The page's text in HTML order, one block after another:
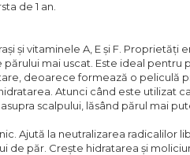
de 1 an.
și vitaminele A, E și F. Proprietăți
mai uscat. Este ideal pentru
deoarece formează o peliculă
Atunci când este utilizat
scalpului, lăsând părul mai
Ajută la neutralizarea radicalilor
de păr. Crește hidratarea și